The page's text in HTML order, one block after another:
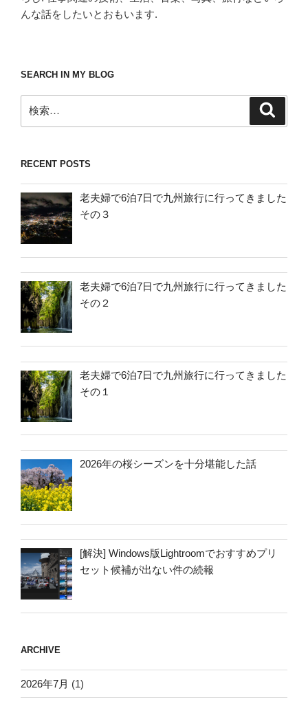
んな話をしたいとおもいます.
SEARCH IN MY BLOG
索:
RECENT POSTS
老夫婦で6泊7日で九州旅行に行ってきました
その３
老夫婦で6泊7日で九州旅行に行ってきました
その２
老夫婦で6泊7日で九州旅行に行ってきました
その１
2026年の桜シーズンを十分堪能した話
[解決] Windows版Lightroomでおすすめプリ
セット候補が出ない件の続報
ARCHIVE
2026年7月 (1)